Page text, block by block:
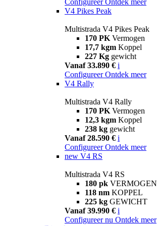
V4 Pikes Peak
Multistrada V4 Pikes Peak
170 PK Vermogen
17,7 kgm Koppel
227 Kg gewicht
Vanaf 33.890 € i
Configureer Ontdek meer
V4 Rally
Multistrada V4 Rally
170 PK Vermogen
12,3 kgm Koppel
238 kg gewicht
Vanaf 28.590 € i
Configureer Ontdek meer
new V4 RS
Multistrada V4 RS
180 pk VERMOGEN
118 nm KOPPEL
225 kg GEWICHT
Vanaf 39.990 € i
Configureer nu Ontdek meer